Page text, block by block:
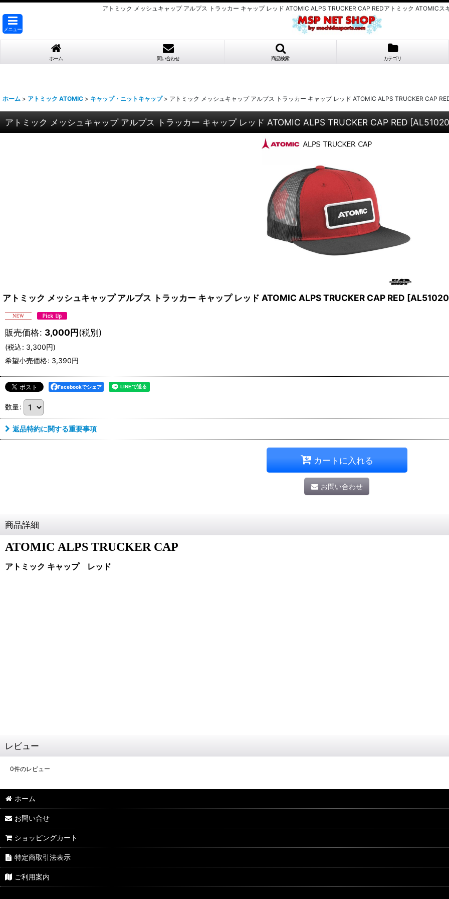
アトミック メッシュキャップ アルプス トラッカー キャップ レッド ATOMIC ALPS TRUCKER CAP REDアトミック ATOMIC
メニュー
ホーム 問い合わせ 商品検索 カテゴリ
ホーム > アトミック ATOMIC > キャップ・ニットキャップ > アトミック メッシュキャップ アルプス トラッカー キャップ レッド ATOMIC ALPS TRUCKER CAP
アトミック メッシュキャップ アルプス トラッカー キャップ レッド ATOMIC ALPS TRUCKER CAP RED [
アトミック メッシュキャップ アルプス トラッカー キャップ レッド ATOMIC ALPS TRUCKER CAP RED [
販売価格: 3,000円(税別)
(税込: 3,300円)
希望小売価格: 3,390円
Facebookでシェア
数量:
返品特約に関する重要事項
カートに入れる
お問い合わせ
商品詳細
ATOMIC ALPS TRUCKER CAP
アトミック キャップ レッド
レビュー
0件のレビュー
ホーム
お問い合せ
ショッピングカート
特定商取引法表示
ご利用案内